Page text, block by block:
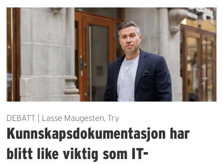
DEBATT | Lasse Maugesten, Try
Kunnskapsdokumentasjon har
blitt like viktig som IT-